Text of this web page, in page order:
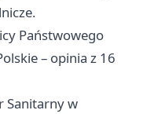
Państwowego
– opinia z 16
Sanitarny w